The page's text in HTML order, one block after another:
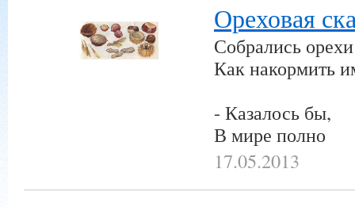
Ореховая
Собрались
Как накормить
- Казалось бы,
В мире полно
17.05.2013